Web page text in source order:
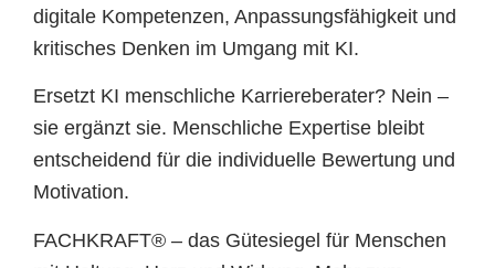
digitale Kompetenzen, Anpassungsfähigkeit und
kritisches Denken im Umgang mit KI.
Ersetzt KI menschliche Karriereberater? Nein –
sie ergänzt sie. Menschliche Expertise bleibt
entscheidend für die individuelle Bewertung und
Motivation.
FACHKRAFT® – das Gütesiegel für Menschen